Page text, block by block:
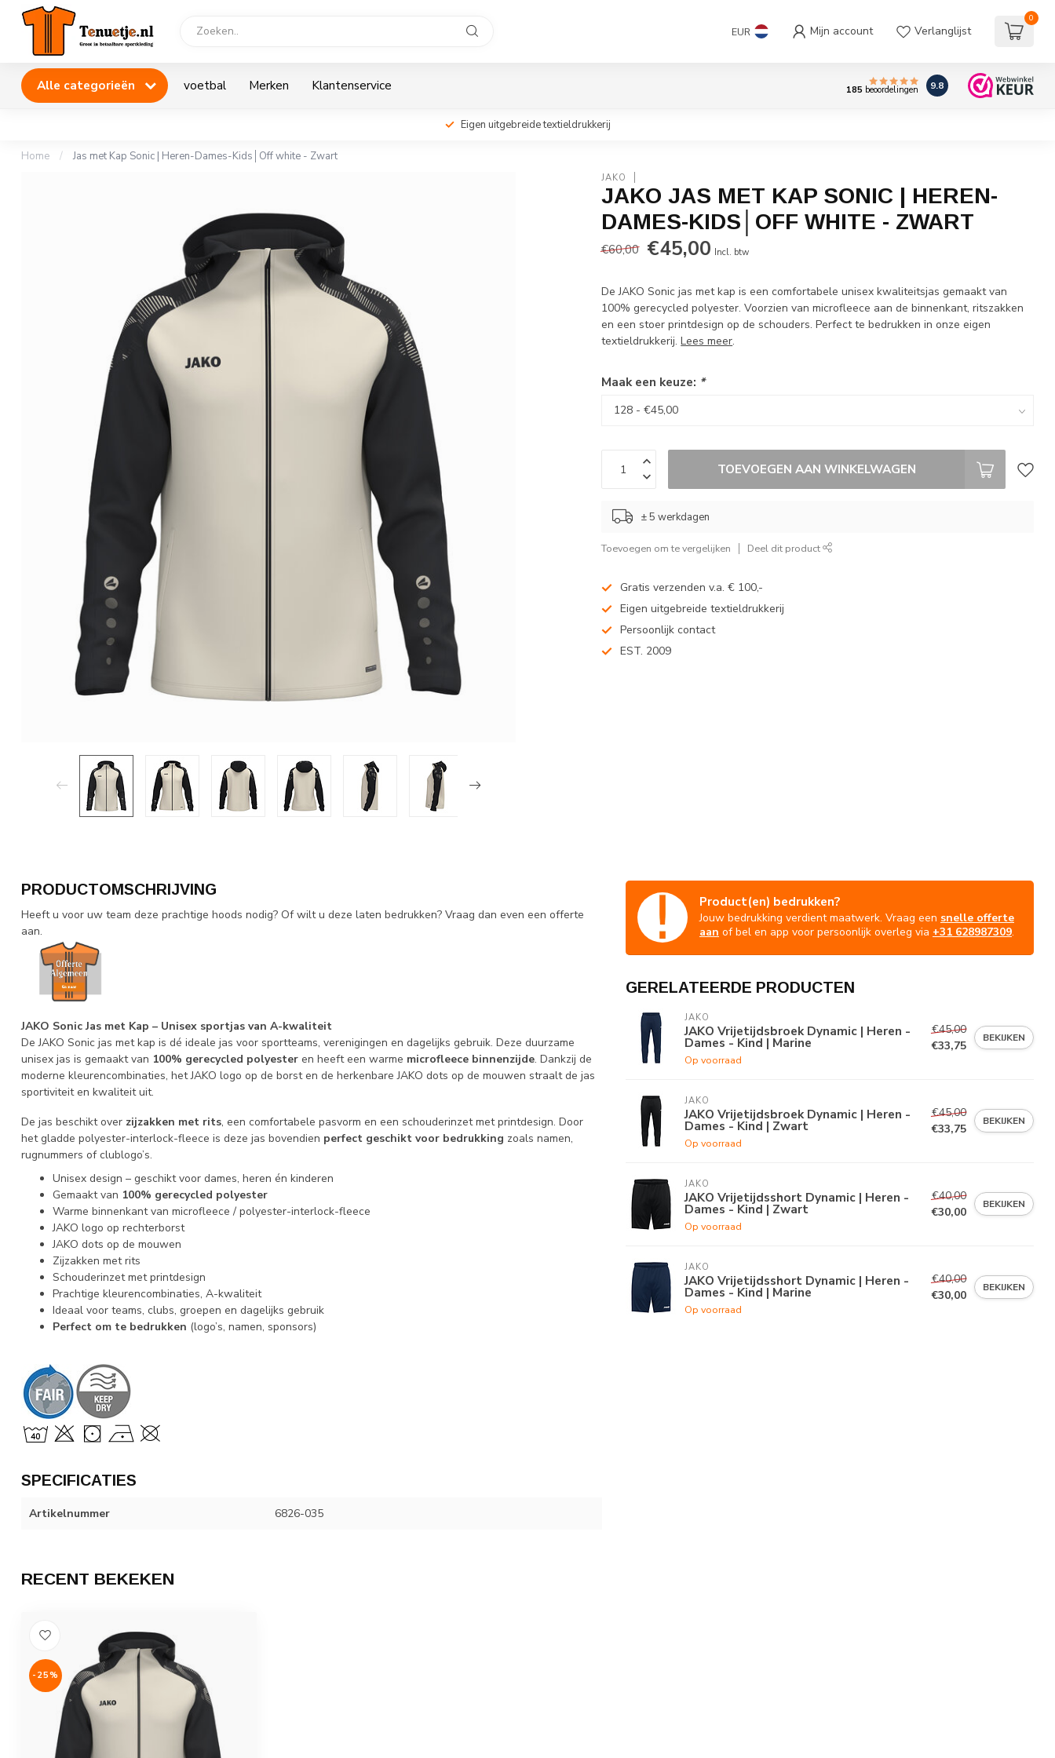
EUR Mijn account Verlanglijst
0
Alle categorieën voetbal Merken Klantenservice 185 beoordelingen 9.8
Eigen uitgebreide textieldrukkerij
Home / Jas met Kap Sonic | Heren-Dames-Kids│Off white - Zwart
JAKO
JAKO JAS MET KAP SONIC | HEREN-
DAMES-KIDS│OFF WHITE - ZWART
€60,00 €45,00 Incl. btw
De JAKO Sonic jas met kap is een comfortabele unisex kwaliteitsjas gemaakt van
100% gerecycled polyester. Voorzien van microfleece aan de binnenkant, ritszakken
en een stoer printdesign op de schouders. Perfect te bedrukken in onze eigen
textieldrukkerij.Lees meer.
Maak een keuze: *
TOEVOEGEN AAN WINKELWAGEN
± 5 werkdagen
Toevoegen om te vergelijken Deel dit product
Gratis verzenden v.a. € 100,-
Eigen uitgebreide textieldrukkerij
Persoonlijk contact
EST. 2009
PRODUCTOMSCHRIJVING
Heeft u voor uw team deze prachtige hoods nodig? Of wilt u deze laten bedrukken? Vraag dan even een offerte
aan.
JAKO Sonic Jas met Kap – Unisex sportjas van A-kwaliteit
De JAKO Sonic jas met kap is dé ideale jas voor sportteams, verenigingen en dagelijks gebruik. Deze duurzame
unisex jas is gemaakt van 100% gerecycled polyester en heeft een warme microfleece binnenzijde. Dankzij de
moderne kleurencombinaties, het JAKO logo op de borst en de herkenbare JAKO dots op de mouwen straalt de jas
sportiviteit en kwaliteit uit.
De jas beschikt over zijzakken met rits, een comfortabele pasvorm en een schouderinzet met printdesign. Door
het gladde polyester-interlock-fleece is deze jas bovendien perfect geschikt voor bedrukking zoals namen,
rugnummers of clublogo’s.
Unisex design – geschikt voor dames, heren én kinderen
Gemaakt van 100% gerecycled polyester
Warme binnenkant van microfleece / polyester-interlock-fleece
JAKO logo op rechterborst
JAKO dots op de mouwen
Zijzakken met rits
Schouderinzet met printdesign
Prachtige kleurencombinaties, A-kwaliteit
Ideaal voor teams, clubs, groepen en dagelijks gebruik
Perfect om te bedrukken (logo’s, namen, sponsors)
SPECIFICATIES
Artikelnummer 6826-035
Product(en) bedrukken?
Jouw bedrukking verdient maatwerk. Vraag een snelle offerte
aan of bel en app voor persoonlijk overleg via +31 628987309.
GERELATEERDE PRODUCTEN
JAKO
JAKO Vrijetijdsbroek Dynamic | Heren -
Dames - Kind | Marine
Op voorraad
€45,00
€33,75
BEKIJKEN
JAKO
JAKO Vrijetijdsbroek Dynamic | Heren -
Dames - Kind | Zwart
Op voorraad
€45,00
€33,75
BEKIJKEN
JAKO
JAKO Vrijetijdsshort Dynamic | Heren -
Dames - Kind | Zwart
Op voorraad
€40,00
€30,00
BEKIJKEN
JAKO
JAKO Vrijetijdsshort Dynamic | Heren -
Dames - Kind | Marine
Op voorraad
€40,00
€30,00
BEKIJKEN
RECENT BEKEKEN
-25%